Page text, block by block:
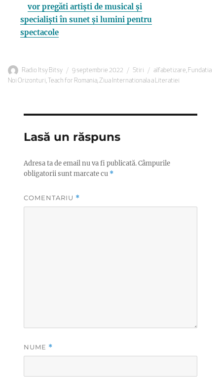
vor pregăti artiști de musical și
specialiști în sunet și lumini pentru
spectacole
Autor
Radio Itsy Bitsy
Publicat
pe
9 septembrie 2022 Categorii
Stiri Etichete
alfabetizare, Fundatia
Noi Orizonturi, Teach for Romania,Ziua Internationala a Literatiei
Lasă un răspuns
Adresa ta de email nu va fi publicată.Câmpurile
obligatorii sunt marcate cu *
COMENTARIU *
NUME *